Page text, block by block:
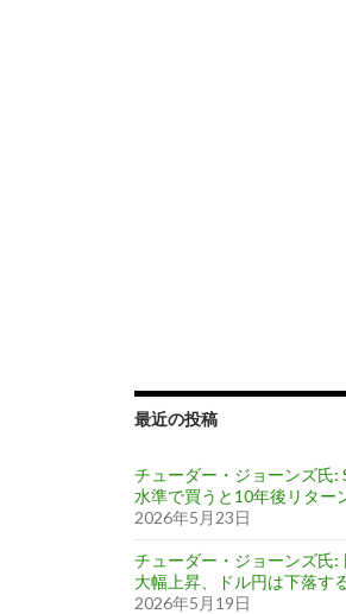
最近の投稿
チューダー・ジョーンズ氏:
水準で買うと10年後リター
2026年5月23日
チューダー・ジョーンズ氏:
大幅上昇、ドル円は下落す
2026年5月19日